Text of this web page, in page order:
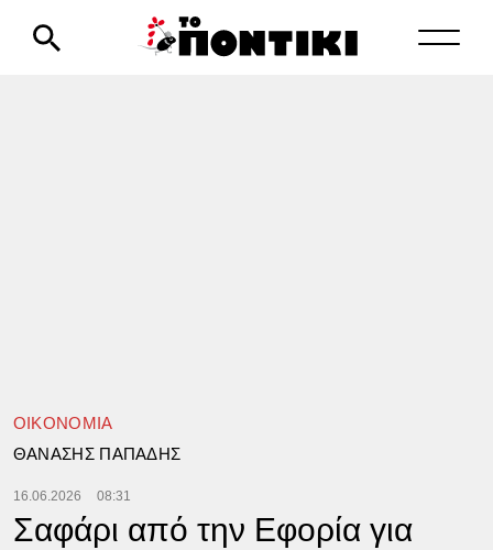
ΟΙΚΟΝΟΜΙΑ
ΘΑΝΑΣΗΣ ΠΑΠΑΔΗΣ
16.06.2026 08:31
Σαφάρι από την Εφορία για